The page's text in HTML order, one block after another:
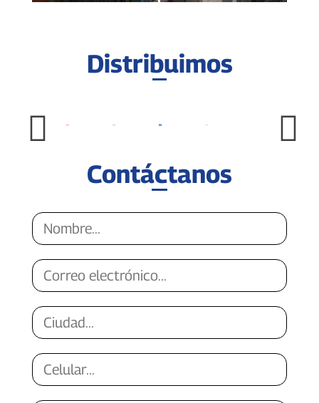
Distribuimos
Contáctanos